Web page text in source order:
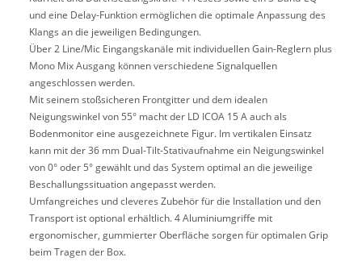
und eine Delay-Funktion ermöglichen die optimale Anpassung des
Klangs an die jeweiligen Bedingungen.
Über 2 Line/Mic Eingangskanäle mit individuellen Gain-Reglern plus
Mono Mix Ausgang können verschiedene Signalquellen
angeschlossen werden.
Mit seinem stoßsicheren Frontgitter und dem idealen
Neigungswinkel von 55° macht der LD ICOA 15 A auch als
Bodenmonitor eine ausgezeichnete Figur. Im vertikalen Einsatz
kann mit der 36 mm Dual-Tilt-Stativaufnahme ein Neigungswinkel
von 0° oder 5° gewählt und das System optimal an die jeweilige
Beschallungssituation angepasst werden.
Umfangreiches und cleveres Zubehör für die Installation und den
Transport ist optional erhältlich. 4 Aluminiumgriffe mit
ergonomischer, gummierter Oberfläche sorgen für optimalen Grip
beim Tragen der Box.